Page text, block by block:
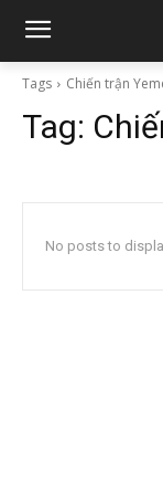
Tags Chiến trận
Tag:
No posts to